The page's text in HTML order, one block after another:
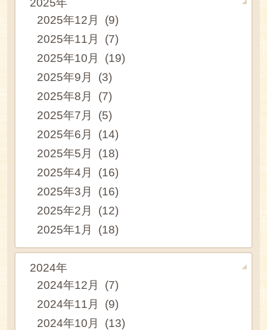
2025年
2025年12月 (9)
2025年11月 (7)
2025年10月 (19)
2025年9月 (3)
2025年8月 (7)
2025年7月 (5)
2025年6月 (14)
2025年5月 (18)
2025年4月 (16)
2025年3月 (16)
2025年2月 (12)
2025年1月 (18)
2024年
2024年12月 (7)
2024年11月 (9)
2024年10月 (13)